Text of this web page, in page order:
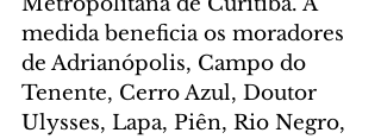
medida beneficia os moradores
de Adrianópolis, Campo do
Tenente, Cerro Azul, Doutor
Ulysses, Lapa, Piên, Rio Negro,